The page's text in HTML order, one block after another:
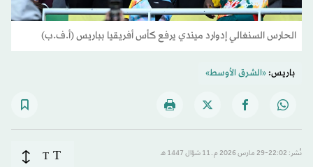
الحارس السنغالي إدوارد ميندي يرفع كأس أفريقيا بباريس (أ.ف.ب)
باريس:«الشرق الأوسط»
نُشر: 22:02-29 مارس 2026 م ـ 11 شوّال 1447 هـ T
T